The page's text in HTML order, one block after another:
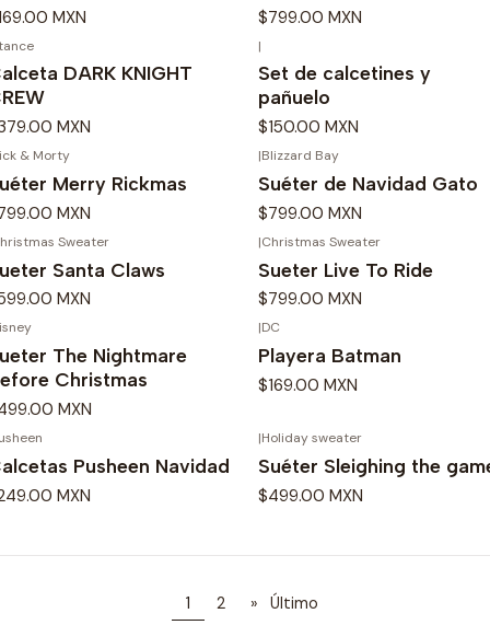
MXN $799.00 MXN
DARK KNIGHT
MXN
|
Set de calcetines y
pañuelo
$150.00 MXN
& Morty
Merry Rickmas
MXN
|Blizzard Bay
Suéter de Navidad Gato
$799.00 MXN
Sweater
Santa Claws
MXN
|Christmas Sweater
Sueter Live To Ride
$799.00 MXN
The Nightmare
Christmas
MXN
|DC
Playera Batman
$169.00 MXN
Pusheen Navidad
MXN
|Holiday sweater
Suéter Sleighing the
$499.00 MXN
1 2 » Último